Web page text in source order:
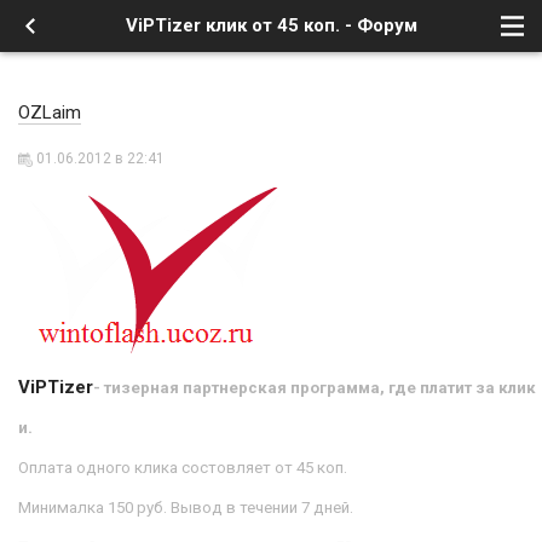
ViPTizer клик от 45 коп. - Форум
OZLaim
01.06.2012 в 22:41
ViPTizer- тизерная партнерская программа, где платит за клик
и.
Оплата одного клика состовляет от 45 коп.
Минималка 150 руб. Вывод в течении 7 дней.